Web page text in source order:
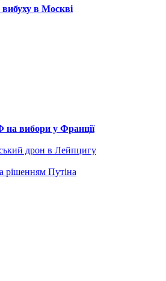
вибуху в Москві
на вибори у Франції
дрон в Лейпцигу
рішенням Путіна